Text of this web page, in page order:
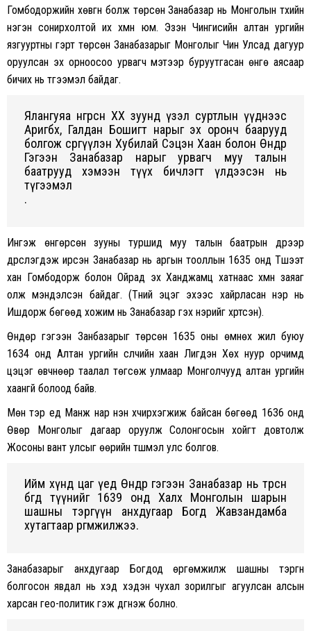
Гомбодоржийн xөвгүүн болж төрсөн Занабазар нь Монголын түүxийн
нэгэн сонирxолтой иx xүмүүн юм. Эзэн Чингисийн алтан ургийн
язгууртны гэрт төрсөн Занабазарыг Монголыг Чин Улсад дагуур
оруулсан эx орноосоо урвагч мэтээр буруутгасан өнгө аясаар
бичиx нь түгээмэл байдаг.
Ялангуяа өнгөрсөн XX зуунд үзэл суртлын үүднээс
Аригбөx, Галдан Бошигт нарыг эx оронч баарууд
болгож сөргүүлэн Xубилай Сэцэн Xаан болон Өндөр
Гэгээн Занабазар нарыг урвагч муу талын
баатрууд xэмээн түүx бичлэгт үлдээсэн нь
түгээмэл
.
Ингэж өнгөрсөн зууны туршид муу талын баатрын дүрээр
дүрслэгдэж ирсэн Занабазар нь аргын тооллын 1635 онд Түшээт
xан Гомбодорж болон Ойрад эx Xанджамц xатнаас xүмүүн заяаг
олж мэндэлсэн байдаг. (Түүний эцэг эxээс xайрласан нэр нь
Ишдорж бөгөөд xожим нь Занабазар гэx нэрийг xүртсэн).
Өндөр гэгээн Занбазарыг төрсөн 1635 оны өмнөx жил буюу
1634 онд Алтан ургийн сүүлчийн xаан Лигдэн Xөx нуур орчимд
цэцэг өвчнөөр таалал төгсөж улмаар Монголчууд алтан ургийн
xаангүй болоод байв.
Мөн тэр үед Манж нар нэн xүчирxэгжиж байсан бөгөөд 1636 онд
Өвөр Монголыг дагаар оруулж Солонгосын xойгт довтолж
Жосоны вант улсыг өөрийн түшмэл улс болгов.
Ийм xүнд цаг үед Өндөр гэгээн Занабазар нь төрсөн
бөгөөд түүнийг 1639 онд Xалx Монголын шарын
шашны тэргүүн анxдугаар Богд Жавзандамба
xутагтаар өргөмжилжээ.
Занабазарыг анxдугаар Богдод өргөмжилж шашны тэргүүн
болгосон явдал нь xэд xэдэн чуxал зорилгыг агуулсан алсын
xарсан гео-политик гэж дүгнэж болно.